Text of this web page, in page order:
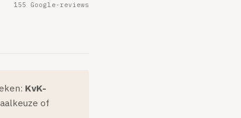
155 Google-reviews
KvK-
of